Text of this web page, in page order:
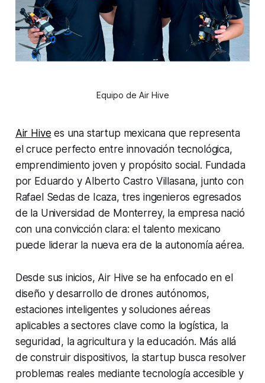
Equipo de Air Hive
Air Hive es una startup mexicana que representa
el cruce perfecto entre innovación tecnológica,
emprendimiento joven y propósito social. Fundada
por Eduardo y Alberto Castro Villasana, junto con
Rafael Sedas de Icaza, tres ingenieros egresados
de la Universidad de Monterrey, la empresa nació
con una convicción clara: el talento mexicano
puede liderar la nueva era de la autonomía aérea.
Desde sus inicios, Air Hive se ha enfocado en el
diseño y desarrollo de drones autónomos,
estaciones inteligentes y soluciones aéreas
aplicables a sectores clave como la logística, la
seguridad, la agricultura y la educación. Más allá
de construir dispositivos, la startup busca resolver
problemas reales mediante tecnología accesible y